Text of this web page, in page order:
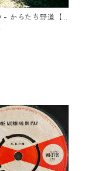
- からたち野道【7